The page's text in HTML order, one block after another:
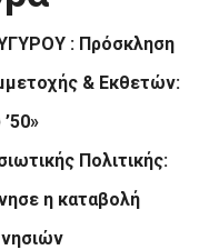
: Πρόσκληση
& Εκθετών:
Πολιτικής:
η καταβολή